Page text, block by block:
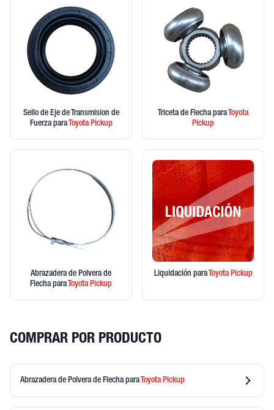
Sello de Eje de Transmision de
Fuerza para ToyotaPickup
Triceta de Flecha para Toyota
Pickup
Abrazadera de Polvera de
Flecha para ToyotaPickup
Liquidación para ToyotaPickup
COMPRAR POR PRODUCTO
Abrazadera de Polvera de FlechaparaToyotaPickup